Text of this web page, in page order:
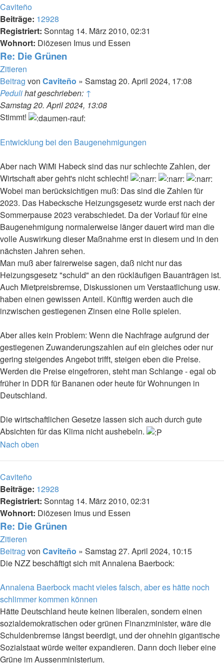
Caviteño
Beiträge: 12928
Registriert: Sonntag 14. März 2010, 02:31
Wohnort: Diözesen Imus und Essen
Re: Die Grünen
Zitieren
Beitrag von Caviteño » Samstag 20. April 2024, 17:08
Pedulihat geschrieben: ↑
Samstag 20. April 2024, 13:08
Stimmt!
Entwicklung bei den Baugenehmigungen
Aber nach WiMi Habeck sind das nur schlechte Zahlen, der
Wirtschaft aber geht's nicht schlecht!
Wobei man berücksichtigen muß: Das sind die Zahlen für
2023. Das Habecksche Heizungsgesetz wurde erst nach der
Sommerpause 2023 verabschiedet. Da der Vorlauf für eine
Baugenehmigung normalerweise länger dauert wird man die
volle Auswirkung dieser Maßnahme erst in diesem und in den
nächsten Jahren sehen.
Man muß aber fairerweise sagen, daß nicht nur das
Heizungsgesetz "schuld" an den rückläufigen Bauanträgen ist.
Auch Mietpreisbremse, Diskussionen um Verstaatlichung usw.
haben einen gewissen Anteil. Künftig werden auch die
inzwischen gestiegenen Zinsen eine Rolle spielen.
Aber alles kein Problem: Wenn die Nachfrage aufgrund der
gestiegenen Zuwanderungszahlen auf ein gleiches oder nur
gering steigendes Angebot trifft, steigen eben die Preise.
Werden die Preise eingefroren, steht man Schlange - egal ob
früher in DDR für Bananen oder heute für Wohnungen in
Deutschland.
Die wirtschaftlichen Gesetze lassen sich auch durch gute
Absichten für das Klima nicht aushebeln.
Nach oben
Caviteño
Beiträge: 12928
Registriert: Sonntag 14. März 2010, 02:31
Wohnort: Diözesen Imus und Essen
Re: Die Grünen
Zitieren
Beitrag von Caviteño » Samstag 27. April 2024, 10:15
Die NZZ beschäftigt sich mit Annalena Baerbock:
Annalena Baerbock macht vieles falsch, aber es hätte noch
schlimmer kommen können
Hätte Deutschland heute keinen liberalen, sondern einen
sozialdemokratischen oder grünen Finanzminister, wäre die
Schuldenbremse längst beerdigt, und der ohnehin gigantische
Sozialstaat würde weiter expandieren. Dann doch lieber eine
Grüne im Aussenministerium.